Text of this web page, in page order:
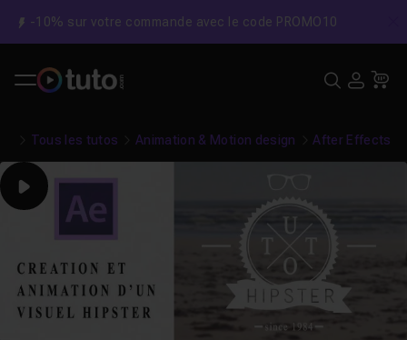
-10% sur votre commande avec le code PROMO10
Tous les tutos Animation & Motion design After Effects
Play